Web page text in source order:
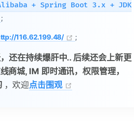
+ Spring Boot 3.x + JDK
;
116.62.199.48/ ;
还在持续爆肝中.. 后续还会上新更
商城, IM 即时通讯，权限管理，
，欢迎点击围观